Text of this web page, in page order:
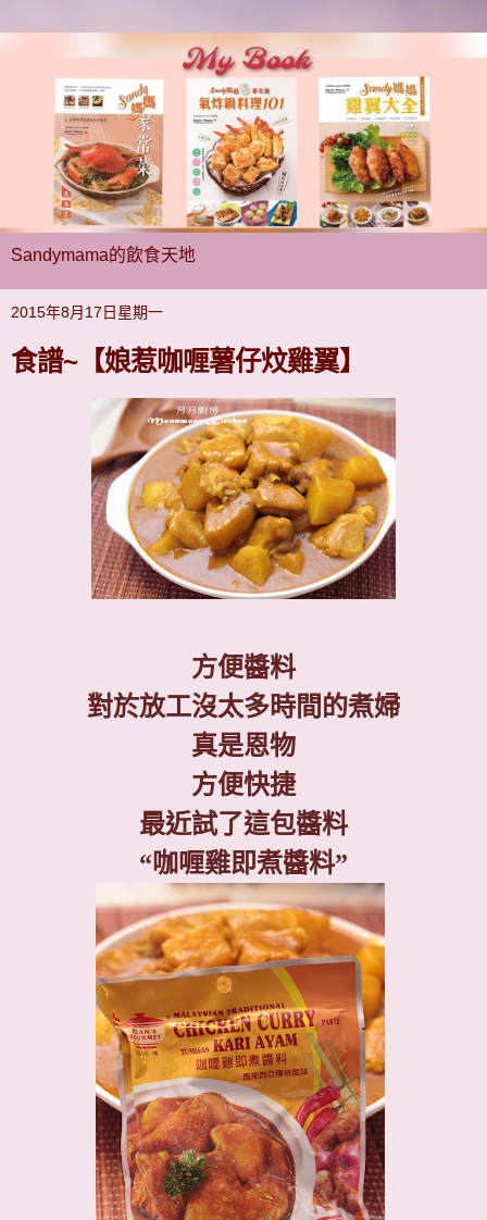
Sandymama的飲食天地
2015年8月17日星期一
食譜~【娘惹咖喱薯仔炆雞翼】
方便醬料
對於放工沒太多時間的煮婦
真是恩物
方便快捷
最近試了這包醬料
“咖喱雞即煮醬料”